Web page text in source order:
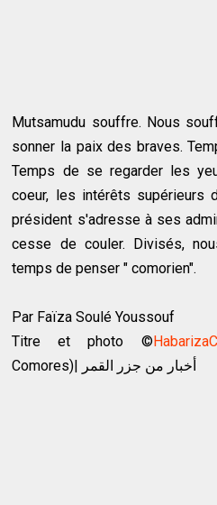
Mutsamudu souffre. Nous
sonner la paix des braves.
Temps de se regarder les
coeur, les intérêts supérieurs
président s'adresse à ses
cesse de couler. Divisés,
temps de penser " comorien".
Par Faïza Soulé Youssouf
Titre et photo ©️
Comores)| أخبار من جزر القمر